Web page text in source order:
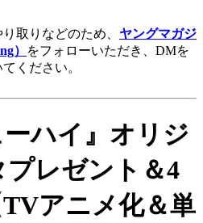
取りなどのため、 ヤングマガジ
）
をフォローいただき、DMを
ください。
ーハイ』オリジ
レゼント＆4
アニメ化＆単